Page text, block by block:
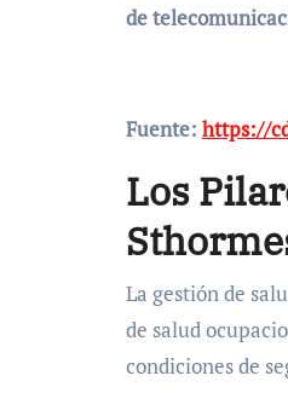
de
Fuente: https://
Los
La gestión de
de salud
condiciones de